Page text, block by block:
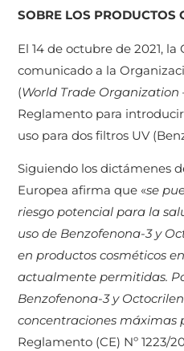
SOBRE LOS PRODUCTOS
El 14 de octubre de 2021,
comunicado a la
(World Trade Organization
Reglamento para
uso para dos filtros UV
Siguiendo los dictámenes
Europea afirma que «se
riesgo potencial para la
uso de Benzofenona-3 y
en productos cosméticos
actualmente permitidas.
Benzofenona-3 y
concentraciones máximas
Reglamento (CE) Nº 1223/